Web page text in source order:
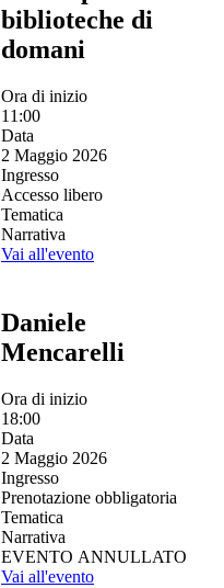
biblioteche di
domani
Ora di inizio
11:00
Data
2 Maggio 2026
Ingresso
Accesso libero
Tematica
Narrativa
Vai all'evento
Daniele
Mencarelli
Ora di inizio
18:00
Data
2 Maggio 2026
Ingresso
Prenotazione obbligatoria
Tematica
Narrativa
EVENTO ANNULLATO
Vai all'evento